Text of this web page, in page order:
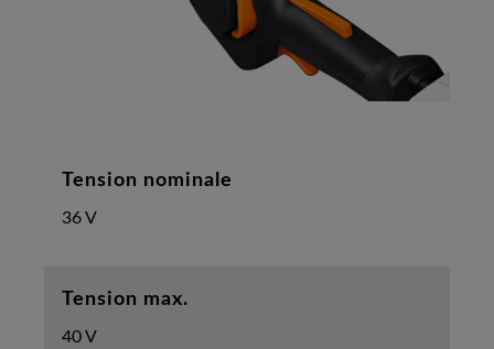
Tension nominale
36 V
Tension max.
40 V